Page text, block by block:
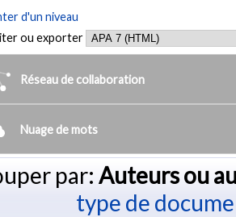
d'un niveau
ou exporter
Réseau de collaboration
Nuage de mots
par: Auteurs ou
type de